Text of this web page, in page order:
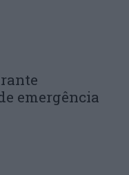
emergência